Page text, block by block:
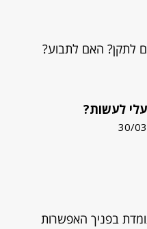
לתקן? האם לתבוע?
לעשות?
30/
בפניך האפשרות